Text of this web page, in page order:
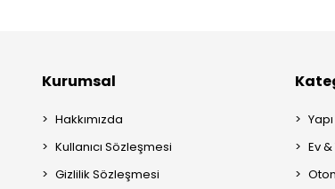
Kurumsal
Hakkımızda
Kullanıcı Sözleşmesi
Gizlilik Sözleşmesi
Ev